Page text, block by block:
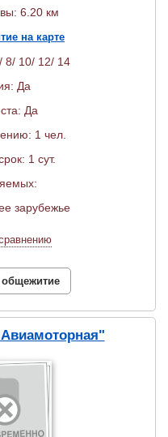
6.20 км
на карте
8/ 10/ 12/ 14
Да
Да
1 чел.
1 сут.
зарубежье
общежитие